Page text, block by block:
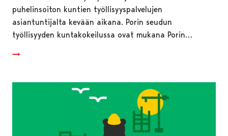
puhelinsoiton kuntien työllisyyspalvelujen
asiantuntijalta kevään aikana. Porin seudun
työllisyyden kuntakokeilussa ovat mukana Porin…